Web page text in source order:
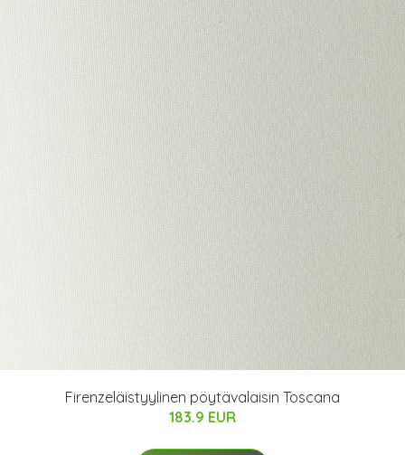
Firenzeläistyylinen pöytävalaisin Toscana
183.9 EUR